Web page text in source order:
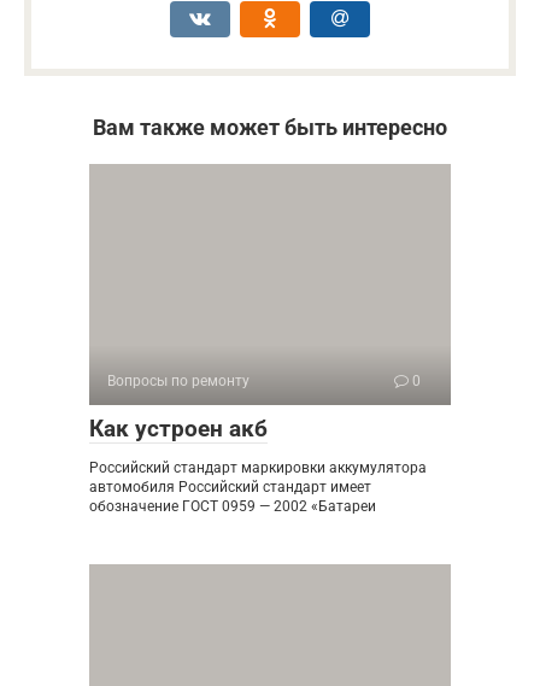
Вам также может быть интересно
Вопросы по ремонту 0
Как устроен акб
Российский стандарт маркировки аккумулятора
автомобиля Российский стандарт имеет
обозначение ГОСТ 0959 — 2002 «Батареи